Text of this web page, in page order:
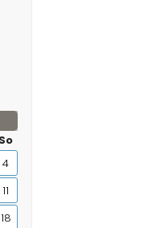
So
4
11
18